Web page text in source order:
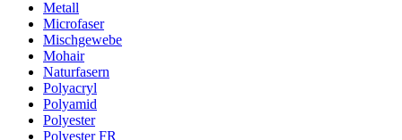
Metall
Microfaser
Mischgewebe
Mohair
Naturfasern
Polyacryl
Polyamid
Polyester
Polyester FR